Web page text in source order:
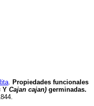
. Propiedades funcionales
Y Cajan cajan) germinadas.